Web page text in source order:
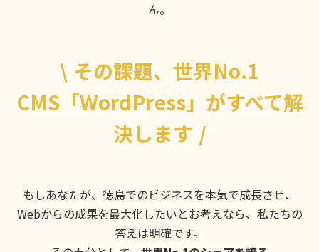
ん。
\ その課題、世界No.1
CMS「WordPress」がすべて解
決します /
もしあなたが、徳島でのビジネスを本気で成長させ、
Webからの成果を最大化したいとお考えなら、私たちの
答えは明確です。